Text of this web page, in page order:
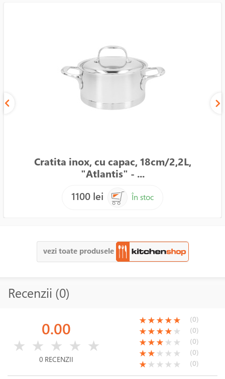
Cratita inox, cu capac, 18cm/2,2L,
"Atlantis" - ...
1100 lei
În stoc
vezi toate produsele
Recenzii (0)
0.00
★ ★ ★ ★ ★
0 RECENZII
(*)
★(*)
★(*)
★(*)
★(*)
★ (0)
(*)
★(*)
★(*)
★(*)
★( )
★ (0)
(*)
★(*)
★(*)
★( )
★ ( )
★ (0)
(*)
★(*)
★( )
★ ( )
★ ( )
★ (0)
(*)
★( )
★ ( )
★ ( )
★ ( )
★ (0)